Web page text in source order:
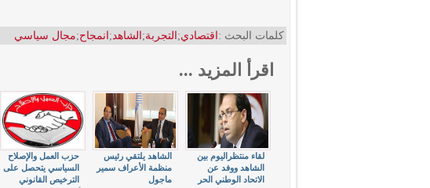
كلمات البحث : اقتصادي; التجربة; الشاهد; انمجاح;مجال سياسي
اقرأ المزيد ...
حزب العمل والإصلاح
السياسي يتحصل على
الترخيص القانوني
الشاهد يلتقي رئيس
منظمة الأعراف سمير
ماجول
لقاء منتظراليوم بين
الشاهد ووفد عن
الاتحاد الوطني الحر